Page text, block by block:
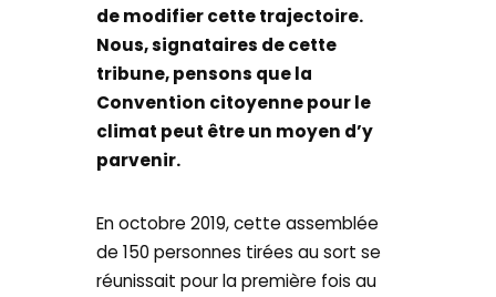
de modifier cette trajectoire.
Nous, signataires de cette
tribune, pensons que la
Convention citoyenne pour le
climat peut être un moyen d’y
parvenir.
En octobre 2019, cette assemblée
de 150 personnes tirées au sort se
réunissait pour la première fois au